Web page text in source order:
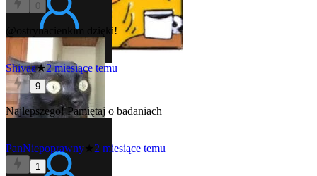
0
@ostrynacienkim dzięki!
Shivaa★2 miesiące temu
9
Najlepszego!Pamiętaj o badaniach
PanNiepoprawny 2 miesiące temu
1